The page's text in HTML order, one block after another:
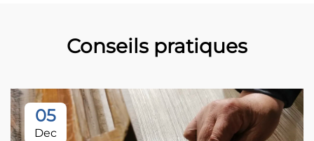
Conseils pratiques
05
Dec